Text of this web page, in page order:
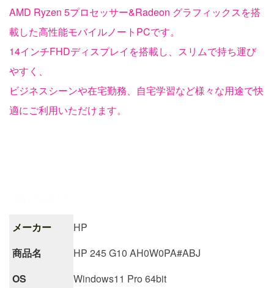
AMD Ryzen 5プロセッサー&Radeon グラフィックスを搭
載した高性能モバイルノートPCです。
14インチFHDディスプレイを搭載し、スリムで持ち運び
やすく、
ビジネスシーンや在宅勤務、自宅学習など様々な用途で快
適にご利用いただけます。
メーカー
HP
商品名
HP 245 G10 AH0W0PA#ABJ
OS
Windows11 Pro 64bit